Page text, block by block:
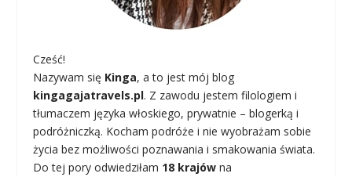
Cześć!
Nazywam się Kinga, a to jest mój blog
kingagajatravels.pl. Z zawodu jestem filologiem i
tłumaczem języka włoskiego, prywatnie – blogerką i
podróżniczką. Kocham podróże i nie wyobrażam sobie
życia bez możliwości poznawania i smakowania świata.
Do tej pory odwiedziłam 18 krajów na